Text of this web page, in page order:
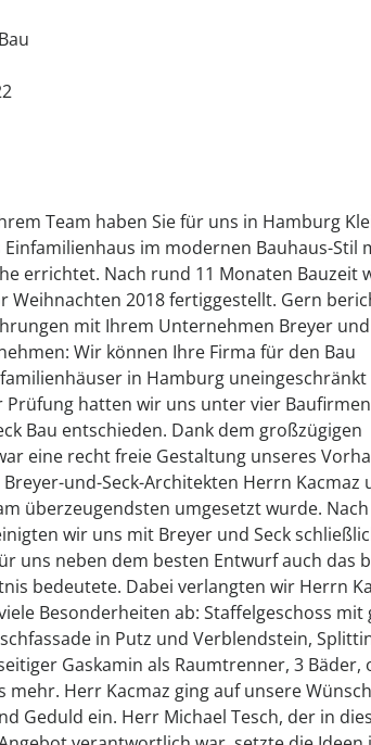
Team haben Sie für uns in Hamburg
im modernen Bauhaus-Stil
errichtet. Nach rund 11 Monaten Bauzeit
Weihnachten 2018 fertiggestellt. Gern
mit Ihrem Unternehmen Breyer und
Wir können Ihre Firma für den Bau
in Hamburg
Prüfung hatten wir uns unter vier
Bau entschieden. Dank dem großzügigen
eine recht freie Gestaltung unseres
und-Seck-Architekten Herrn Kacmaz
überzeugendsten umgesetzt wurde.
wir uns mit Breyer und Seck
uns neben dem besten Entwurf auch das
bedeutete. Dabei verlangten wir Herrn
Besonderheiten ab: Staffelgeschoss
in Putz und Verblendstein,
Gaskamin als Raumtrenner, 3 Bäder,
mehr. Herr Kacmaz ging auf unsere
Geduld ein. Herr Michael Tesch, der in